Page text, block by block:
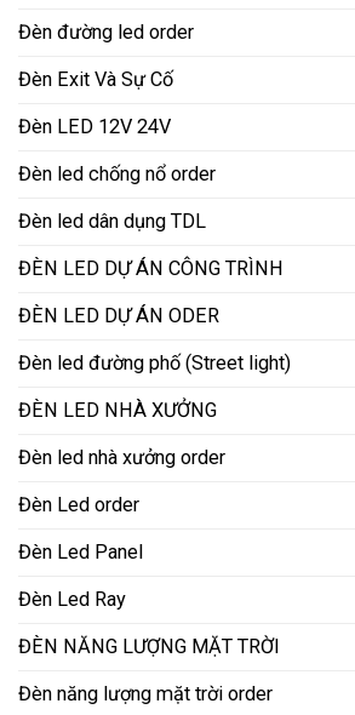
Đèn đường led order
Đèn Exit Và Sự Cố
Đèn LED 12V 24V
Đèn led chống nổ order
Đèn led dân dụng TDL
ĐÈN LED DỰ ÁN CÔNG TRÌNH
ĐÈN LED DỰ ÁN ODER
Đèn led đường phố (Street light)
ĐÈN LED NHÀ XƯỞNG
Đèn led nhà xưởng order
Đèn Led order
Đèn Led Panel
Đèn Led Ray
ĐÈN NĂNG LƯỢNG MẶT TRỜI
Đèn năng lượng mặt trời order